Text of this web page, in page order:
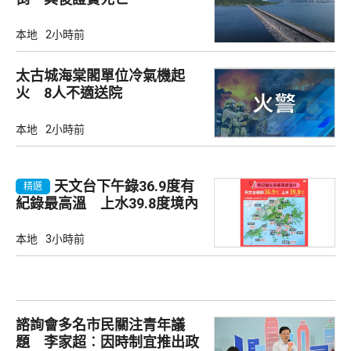
本地 2小時前
太古城海棠閣單位冷氣機起
火 8人不適送院
本地 2小時前
精選
天文台下午錄36.9度有
紀錄最高溫 上水39.8度境內
本地 3小時前
諮詢會多名市民關注青年議
題 李家超︰因時制宜推出政